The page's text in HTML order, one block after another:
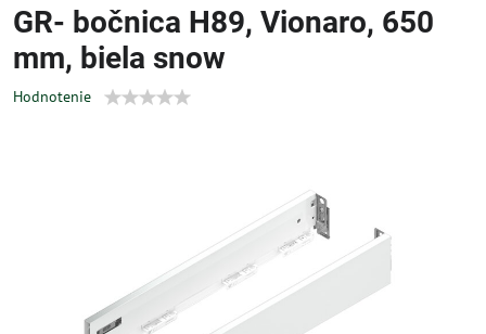
GR- bočnica H89, Vionaro, 650
mm, biela snow
Hodnotenie